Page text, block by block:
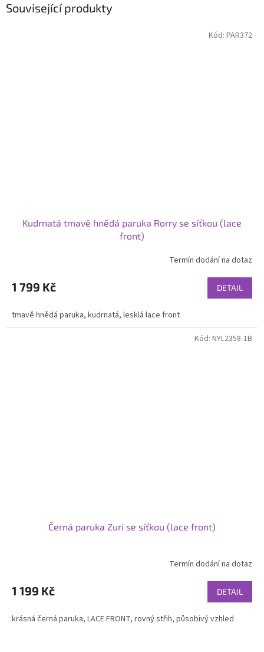
Související produkty
Kudrnatá tmavě hnědá paruka Rorry se síťkou (lace
front)
Termín dodání na dotaz
1 799 Kč DETAIL
tmavě hnědá paruka, kudrnatá, lesklá lace front
Kód: PAR372
Černá paruka Zuri se síťkou (lace front)
produktu
je
z
Termín dodání na dotaz
1 199 Kč DETAIL
krásná černá paruka, LACE FRONT, rovný střih, působivý vzhled
Kód: NYL2358-1B